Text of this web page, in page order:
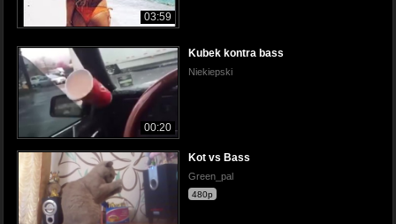
03:59
00:20
Kubek kontra bass
Niekiepski
Kot vs Bass
Green_pal
480p